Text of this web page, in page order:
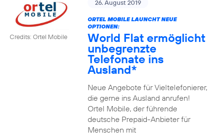
Credits: Ortel Mobile
26. August 2019
ORTEL MOBILE LAUNCHT NEUE
OPTIONEN:
World Flat ermöglicht
unbegrenzte
Telefonate ins
Ausland*
Neue Angebote für Vieltelefonierer,
die gerne ins Ausland anrufen!
Ortel Mobile, der führende
deutsche Prepaid-Anbieter für
Menschen mit